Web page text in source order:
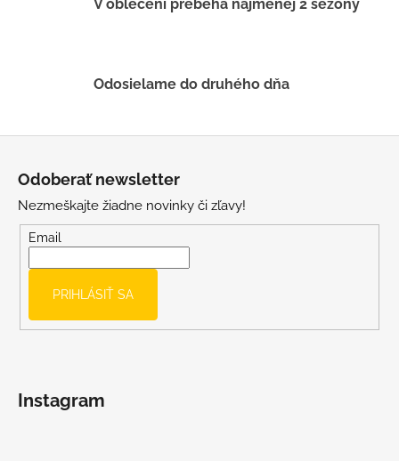
ý
s
V oblečení prebehá najmenej 2 sezóny
Odosielame do druhého dňa
Odoberať newsletter
Nezmeškajte žiadne novinky či zľavy!
Email
PRIHLÁSIŤ SA
Instagram